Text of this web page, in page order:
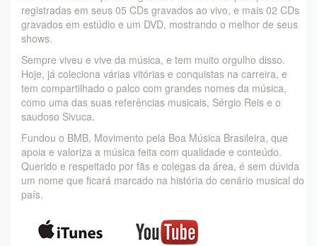
registradas em seus 05 CDs gravados ao vivo, e mais 02 CDs
gravados em estúdio e um DVD, mostrando o melhor de seus
shows.
Sempre viveu e vive da música, e tem muito orgulho disso.
Hoje, já coleciona várias vitórias e conquistas na carreira, e
tem compartilhado o palco com grandes nomes da música,
como uma das suas referências musicais, Sérgio Reis e o
saudoso Sivuca.
Fundou o BMB, Movimento pela Boa Música Brasileira, que
apoia e valoriza a música feita com qualidade e conteúdo.
Querido e respeitado por fãs e colegas da área, é sem dúvida
um nome que ficará marcado na história do cenário musical do
país.